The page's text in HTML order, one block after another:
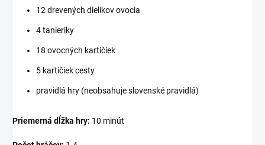
12 drevených dielikov ovocia
4 tanieriky
18 ovocných kartičiek
5 kartičiek cesty
pravidlá hry (neobsahuje slovenské pravidlá)
Priemerná dĺžka hry: 10 minút